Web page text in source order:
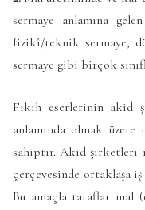
sermaye anlamına
fizikî/teknik sermaye,
sermaye gibi birçok
Fıkıh eserlerinin akid
anlamında olmak üzere
sahiptir. Akid şirketleri
çerçevesinde ortaklaşa
Bu amaçla taraflar mal